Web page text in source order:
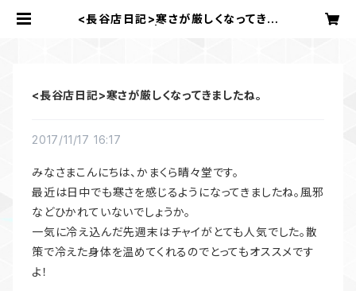
<長谷店日記>寒さが厳しくなってきま
<長谷店日記>寒さが厳しくなってきましたね。
2017/11/17 16:17
みなさまこんにちは、かまくら晴々堂です。
最近は日中でも寒さを感じるようになってきましたね。風邪
などひかれていないでしょうか。
一気に冷え込んだ先週末はチャイがとても人気でした。散
策で冷えた身体を温めてくれるのでとってもオススメです
よ！